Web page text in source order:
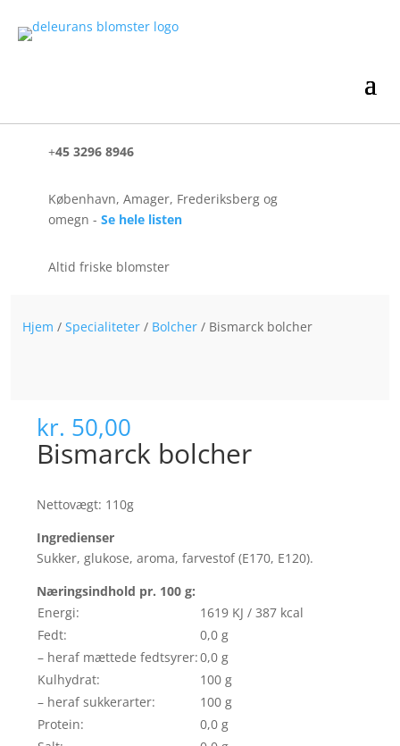
+45 3296 8946
København, Amager, Frederiksberg og
omegn - Se hele listen
Altid friske blomster
Hjem / Specialiteter / Bolcher / Bismarck bolcher
kr. 50,00
Bismarck bolcher
Nettovægt: 110g
Ingredienser
Sukker, glukose, aroma, farvestof (E170, E120).
Næringsindhold pr. 100 g:
Energi:
1619 KJ / 387 kcal
Fedt:
0,0 g
– heraf mættede fedtsyrer:0,0 g
Kulhydrat:
100 g
– heraf sukkerarter:
100 g
Protein:
0,0 g